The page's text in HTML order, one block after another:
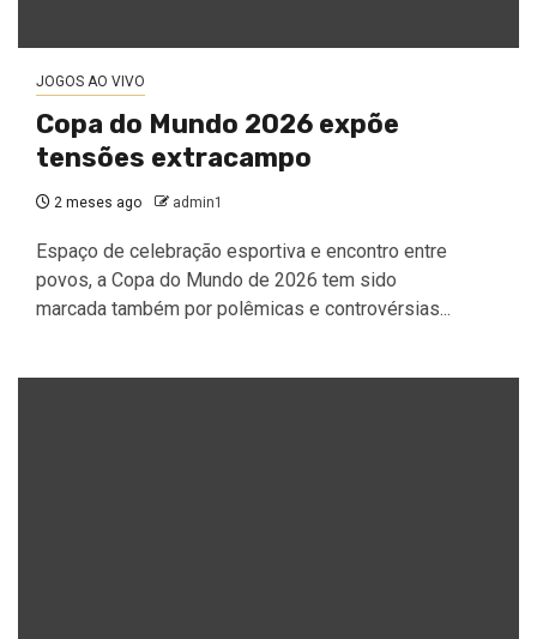
JOGOS AO VIVO
Copa do Mundo 2026 expõe
tensões extracampo
2 meses ago admin1
Espaço de celebração esportiva e encontro entre
povos, a Copa do Mundo de 2026 tem sido
marcada também por polêmicas e controvérsias...